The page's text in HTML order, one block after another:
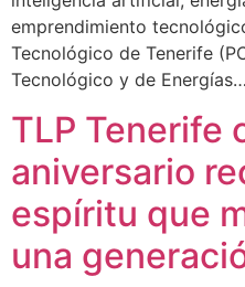
emprendimiento
Tecnológico de Tenerife
Tecnológico y de Energías…
TLP Tenerife
aniversario
espíritu que
una